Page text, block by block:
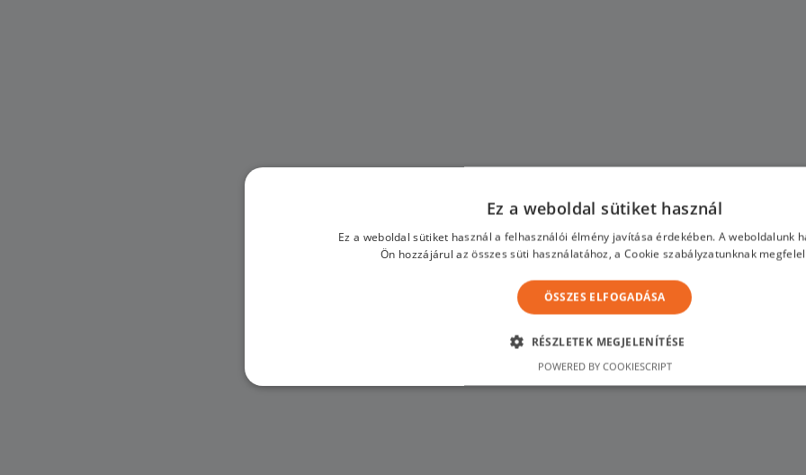
Ez a weboldal sütiket használ
Ez a weboldal sütiket használ a felhasználói élmény javítása érdekében. A weboldalunk
Ön hozzájárul az összes süti használatához, a Cookie szabályzatunknak
ÖSSZES ELFOGADÁSA
RÉSZLETEK MEGJELENÍTÉSE
POWERED BY COOKIESCRIPT